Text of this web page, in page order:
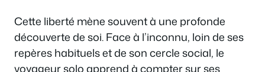
Cette liberté mène souvent à une profonde
découverte de soi. Face à l’inconnu, loin de ses
repères habituels et de son cercle social, le
voyageur solo apprend à compter sur ses